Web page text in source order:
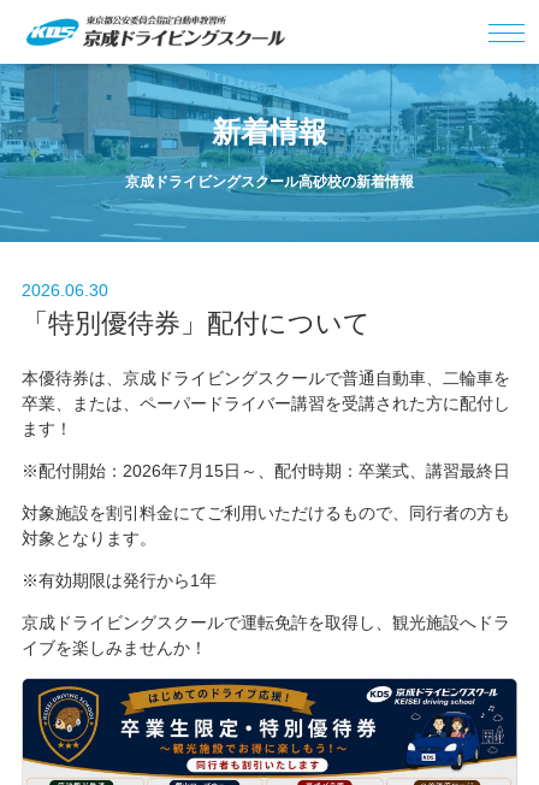
新着情報
京成ドライビングスクール高砂校の新着情報
2026.06.30
「特別優待券」配付について
本優待券は、京成ドライビングスクールで普通自動車、二輪車を
卒業、または、ペーパードライバー講習を受講された方に配付し
ます！
※配付開始：2026年7月15日～、配付時期：卒業式、講習最終日
対象施設を割引料金にてご利用いただけるもので、同行者の方も
対象となります。
※有効期限は発行から1年
京成ドライビングスクールで運転免許を取得し、観光施設へドラ
イブを楽しみませんか！